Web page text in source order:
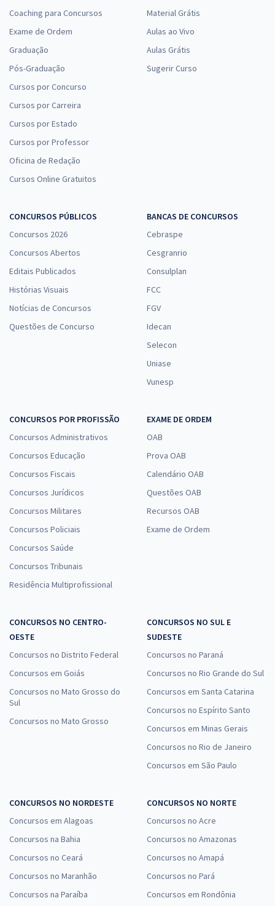
Coaching para Concursos
Exame de Ordem
Graduação
Pós-Graduação
Cursos por Concurso
Cursos por Carreira
Cursos por Estado
Cursos por Professor
Oficina de Redação
Cursos Online Gratuitos
Material Grátis
Aulas ao Vivo
Aulas Grátis
Sugerir Curso
CONCURSOS PÚBLICOS
Concursos 2026
Concursos Abertos
Editais Publicados
Histórias Visuais
Notícias de Concursos
Questões de Concurso
BANCAS DE CONCURSOS
Cebraspe
Cesgranrio
Consulplan
FCC
FGV
Idecan
Selecon
Uniase
Vunesp
CONCURSOS POR PROFISSÃO
Concursos Administrativos
Concursos Educação
Concursos Fiscais
Concursos Jurídicos
Concursos Militares
Concursos Policiais
Concursos Saúde
Concursos Tribunais
Residência Multiprofissional
EXAME DE ORDEM
OAB
Prova OAB
Calendário OAB
Questões OAB
Recursos OAB
Exame de Ordem
CONCURSOS NO CENTRO-
OESTE
Concursos no Distrito Federal
Concursos em Goiás
Concursos no Mato Grosso do
Sul
Concursos no Mato Grosso
CONCURSOS NO SUL E
SUDESTE
Concursos no Paraná
Concursos no Rio Grande do Sul
Concursos em Santa Catarina
Concursos no Espírito Santo
Concursos em Minas Gerais
Concursos no Rio de Janeiro
Concursos em São Paulo
CONCURSOS NO NORDESTE
Concursos em Alagoas
Concursos na Bahia
Concursos no Ceará
Concursos no Maranhão
Concursos na Paraíba
CONCURSOS NO NORTE
Concursos no Acre
Concursos no Amazonas
Concursos no Amapá
Concursos no Pará
Concursos em Rondônia